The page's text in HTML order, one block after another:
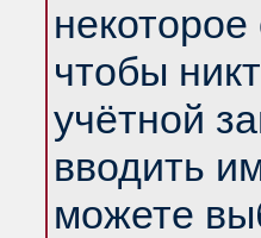
чтобы
учётной
вводить
можете